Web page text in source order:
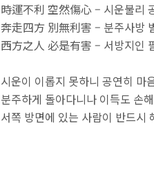
時運不利 空然傷心 – 시운불리
奔走四方 別無利害 – 분주사방
西方之人 必是有害 – 서방지인
시운이 이롭지 못하니 공연히 마
분주하게 돌아다니나 이득도 손
서쪽 방면에 있는 사람이 반드시